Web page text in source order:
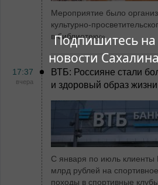
Подпишитесь на
новости
Мероприятие было
культурно-
в библиотеку»
17:37
вчера
ВТБ: Россияне стали
и здоровый образ жизни
С января по июль клиенты
млрд рублей на
походы в спортивные клубы